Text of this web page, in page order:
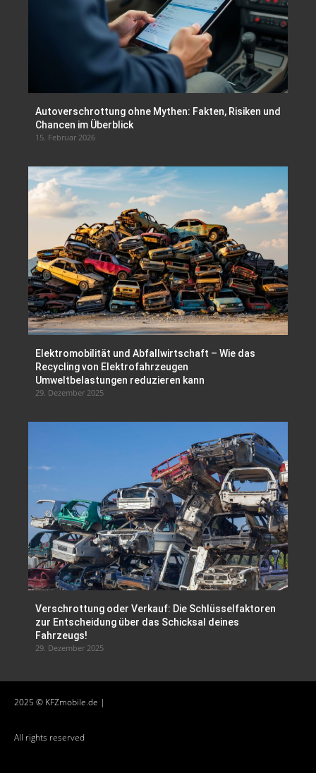
Autoverschrottung ohne Mythen: Fakten, Risiken und
Chancen im Überblick
15. Februar 2026
Elektromobilität und Abfallwirtschaft – Wie das
Recycling von Elektrofahrzeugen
Umweltbelastungen reduzieren kann
29. Dezember 2025
Verschrottung oder Verkauf: Die Schlüsselfaktoren
zur Entscheidung über das Schicksal deines
Fahrzeugs!
29. Dezember 2025
2025 © KFZmobile.de |
All rights reserved